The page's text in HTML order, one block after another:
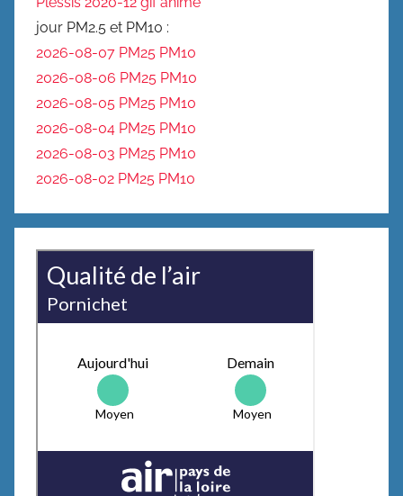
jour PM2.5 et PM10 :
2026-08-07 PM25 PM10
2026-08-06 PM25 PM10
2026-08-05 PM25 PM10
2026-08-04 PM25 PM10
2026-08-03 PM25 PM10
2026-08-02 PM25 PM10